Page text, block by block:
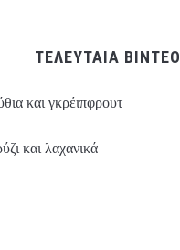
ΤΕΛΕΥΤΑΙΑ ΒΙΝΤΕΟ
και γκρέιπφρουτ
και λαχανικά